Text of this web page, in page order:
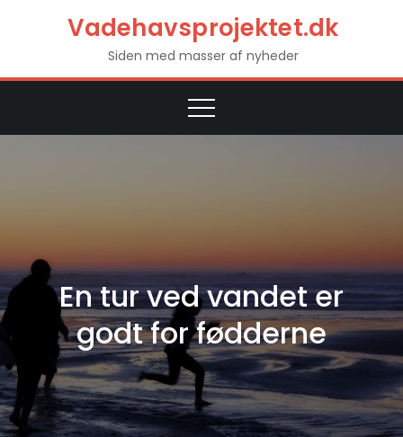
Vadehavsprojektet.dk
Siden med masser af nyheder
En tur ved vandet er
godt for fødderne